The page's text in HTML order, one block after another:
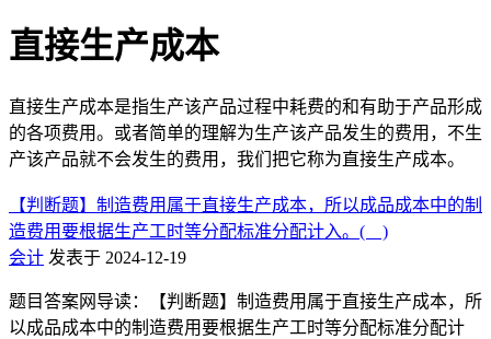
直接生产成本
直接生产成本是指生产该产品过程中耗费的和有助于产品形成
的各项费用。或者简单的理解为生产该产品发生的费用，不生
产该产品就不会发生的费用，我们把它称为直接生产成本。
【判断题】制造费用属于直接生产成本，所以成品成本中的制
造费用要根据生产工时等分配标准分配计入。( )
会计 发表于 2024-12-19
题目答案网导读：【判断题】制造费用属于直接生产成本，所
以成品成本中的制造费用要根据生产工时等分配标准分配计